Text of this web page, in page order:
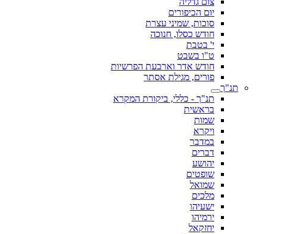
יום הכיפורים
סוכות, שמיני עצרת
חודש כסלו, חנוכה
י' בטבת
ט"ו בשבט
חודש אדר וארבעת הפרשיות
פורים, מגילת אסתר
תנ"ך
תנ"ך - כללי, ביקורת המקרא
בראשית
שמות
ויקרא
במדבר
דברים
יהושע
שופטים
שמואל
מלכים
ישעיהו
ירמיהו
יחזקאל